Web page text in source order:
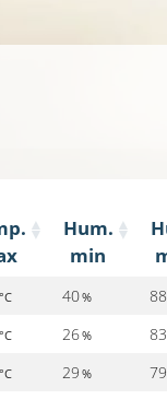
Hum.
min
°C 40%
°C 26%
°C 29%